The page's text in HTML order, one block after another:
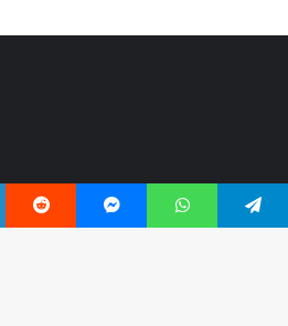
Reddit Messenger WhatsApp Telegram